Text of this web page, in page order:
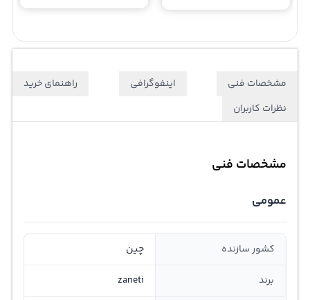
مشخصات فنی اینفوگرافی
راهنمای خرید
نظرات کاربران
مشخصات فنی
عمومی
کشور سازنده چین
برند zaneti